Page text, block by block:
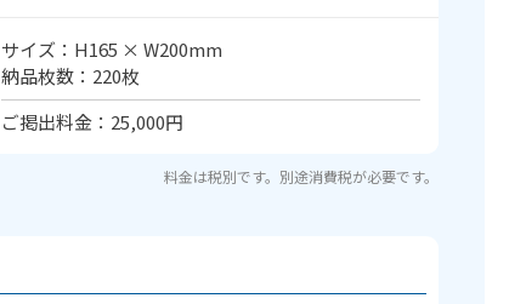
サイズ：H165 × W200mm
納品枚数：220枚
ご掲出料金：25,000円
料金は税別です。別途消費税が必要です。